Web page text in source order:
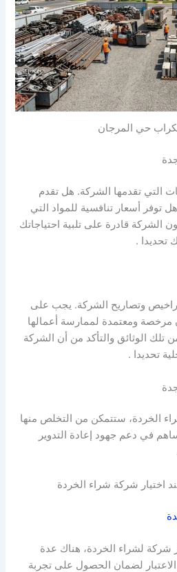
حي المرجان
التي تقدمها الشركة. هل تقدم
توفر أسعار تنافسية للمواد التي
الشركة قادرة على تلبية احتياجاتك
تحديدا .
وتصاريح الشركة. يجب على
ومعتمدة لممارسة أعمالها
الوثائق والتأكد من أن الشركة
تحديدا .
الخردة، ستتمكن من التخلص منها
في دعم جهود إعادة التدوير
شركة لشراء الخردة، هناك عدة
لضمان الحصول على تجربة